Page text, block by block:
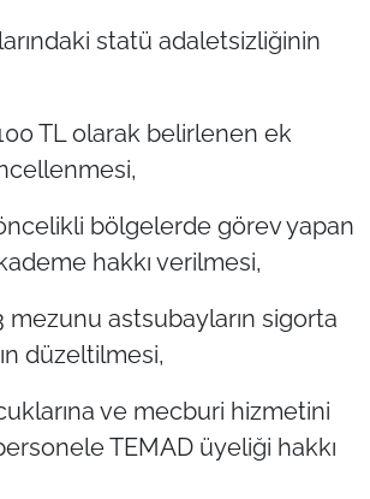
statü adaletsizliğinin
TL olarak belirlenen ek
bölgelerde görev yapan
hakkı verilmesi,
mezunu astsubayların sigorta
düzeltilmesi,
ve mecburi hizmetini
TEMAD üyeliği hakkı